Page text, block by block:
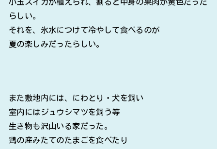
小玉スイカが植えられ、割ると中身の果肉が黄色だった
らしい。
それを、氷水につけて冷やして食べるのが
夏の楽しみだったらしい。
また敷地内には、にわとり・犬を飼い
室内にはジュウシマツを飼う等
生き物も沢山いる家だった。
鶏の産みたてのたまごを食べたり